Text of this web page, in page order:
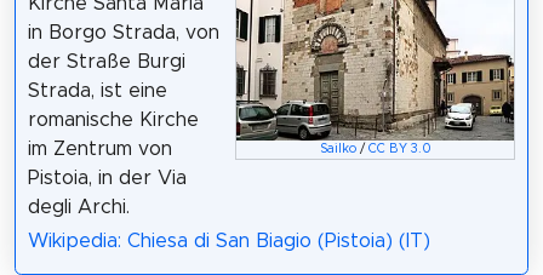
Sailko/ CC BY 3.0
in Borgo Strada, von
der Straße Burgi
Strada, ist eine
romanische Kirche
im Zentrum von
Pistoia, in der Via
degli Archi.
Wikipedia: Chiesa di San Biagio (Pistoia) (IT)